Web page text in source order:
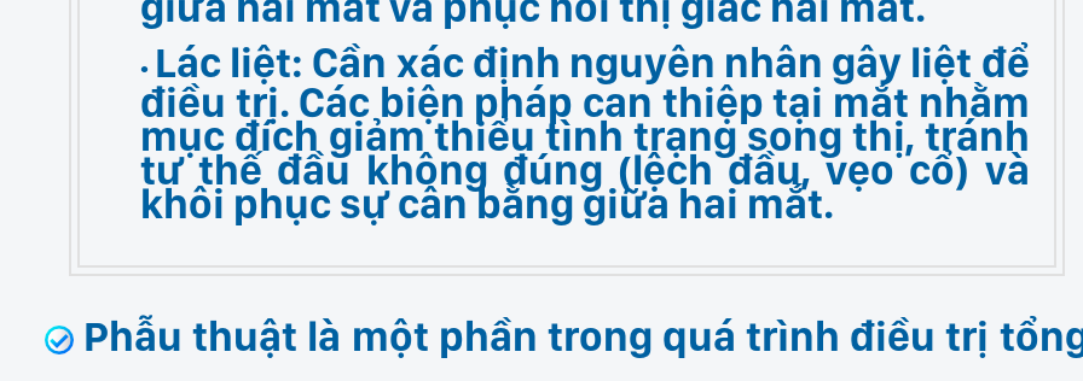
Lác liệt: Cần xác định nguyên nhân gây liệt để
điều trị. Các biện pháp can thiệp tại mắt nhằm
mục đích giảm thiểu tình trạng song thị, tránh
tư thế đầu không đúng (lệch đầu, vẹo cổ) và
khôi phục sự cân bằng giữa hai mắt.
Phẫu thuật là một phần trong quá trình điều trị